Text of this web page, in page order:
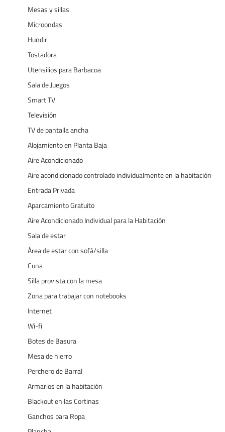
Mesas y sillas
Microondas
Hundir
Tostadora
Utensilios para Barbacoa
Sala de Juegos
Smart TV
Televisión
TV de pantalla ancha
Alojamiento en Planta Baja
Aire Acondicionado
Aire acondicionado controlado individualmente en la habitación
Entrada Privada
Aparcamiento Gratuito
Aire Acondicionado Individual para la Habitación
Sala de estar
Área de estar con sofá/silla
Cuna
Silla provista con la mesa
Zona para trabajar con notebooks
Internet
Wi-fi
Botes de Basura
Mesa de hierro
Perchero de Barral
Armarios en la habitación
Blackout en las Cortinas
Ganchos para Ropa